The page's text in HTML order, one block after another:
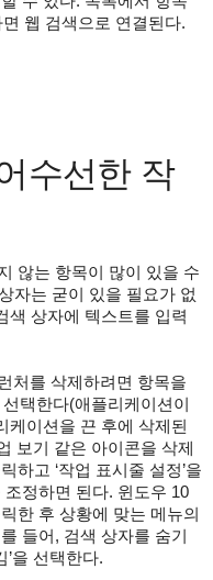
면 웹 검색으로 연결된다.
수선한 작
않는 항목이 많이 있을 수
자는 굳이 있을 필요가 없
색 상자에 텍스트를 입력
처를 삭제하려면 항목을
선택한다(애플리케이션이
케이션을 끈 후에 삭제된
보기 같은 아이콘을 삭제
하고 ‘작업 표시줄 설정’을
정하면 된다. 윈도우 10
한 후 상황에 맞는 메뉴의
들어, 검색 상자를 숨기
’을 선택한다.